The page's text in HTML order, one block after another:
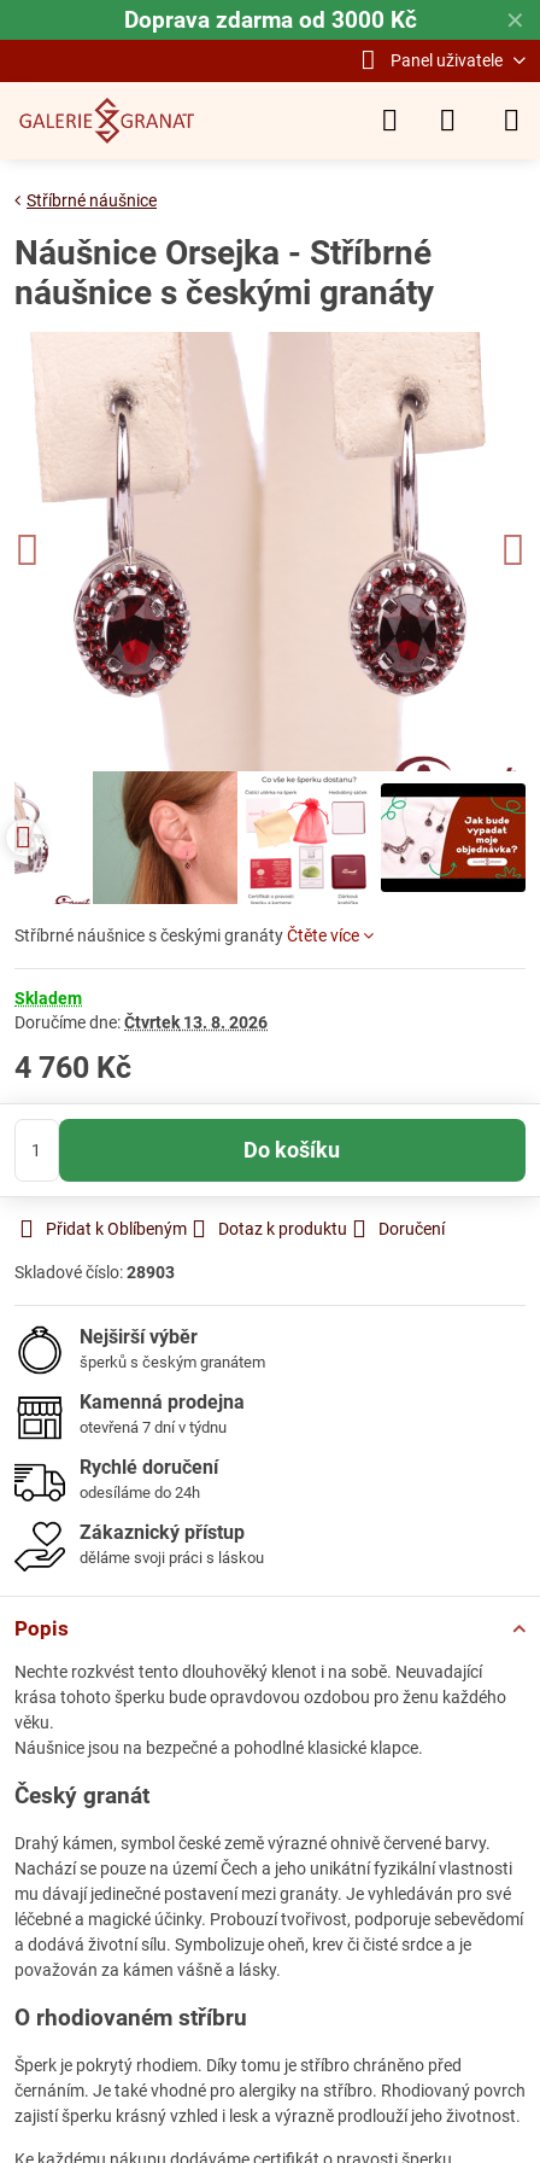
✕
Doprava zdarma od 3000 Kč
Panel uživatele
Stříbrné náušnice
Náušnice Orsejka - Stříbrné
náušnice s českými granáty
Stříbrné náušnice s českými granátyČtěte více
Skladem
Doručíme dne:Čtvrtek 13. 8. 2026
4 760 Kč
Do košíku
Přidat k Oblíbeným Dotaz k produktu Doručení
Skladové číslo:28903
Nejširší výběr
šperků s českým granátem
Kamenná prodejna
otevřená 7 dní v týdnu
Rychlé doručení
odesíláme do 24h
Zákaznický přístup
děláme svoji práci s láskou
Popis
Nechte rozkvést tento dlouhověký klenot i na sobě. Neuvadající
krása tohoto šperku bude opravdovou ozdobou pro ženu každého
věku.
Náušnice jsou na bezpečné a pohodlné klasické klapce.
Český granát
Drahý kámen, symbol české země výrazné ohnivě červené barvy.
Nachází se pouze na území Čech a jeho unikátní fyzikální vlastnosti
mu dávají jedinečné postavení mezi granáty. Je vyhledáván pro své
léčebné a magické účinky. Probouzí tvořivost, podporuje sebevědomí
a dodává životní sílu. Symbolizuje oheň, krev či čisté srdce a je
považován za kámen vášně a lásky.
O rhodiovaném stříbru
Šperk je pokrytý rhodiem. Díky tomu je stříbro chráněno před
černáním. Je také vhodné pro alergiky na stříbro. Rhodiovaný povrch
zajistí šperku krásný vzhled i lesk a výrazně prodlouží jeho životnost.